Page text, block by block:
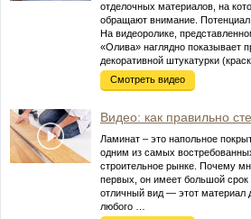
отделочных материалов, на
обращают внимание. Потенциал
На видеоролике,
«Олива» наглядно показывает
декоративной штукатурки
(производство лакокрасочного
Смотреть видео
Видео: как правильно
Ламинат – это напольное
одним из самых
строительное рынке. Почему
первых, он имеет большой
отличный вид — этот материал
любого …